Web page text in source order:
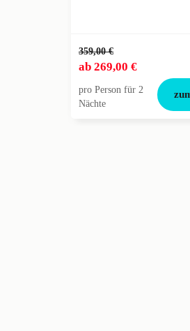
359,00 €
ab 269,00 €
pro Person für 2
Nächte